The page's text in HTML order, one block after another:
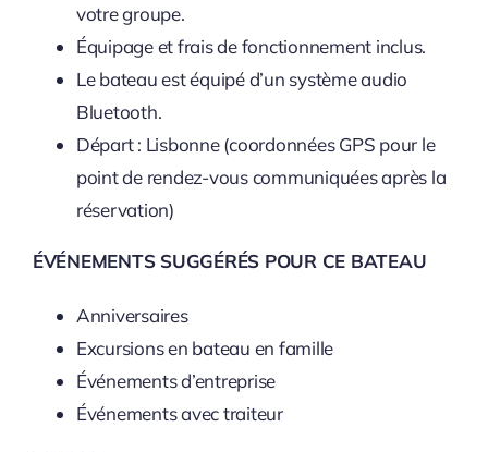
votre groupe.
Équipage et frais de fonctionnement inclus.
Le bateau est équipé d’un système audio
Bluetooth.
Départ : Lisbonne (coordonnées GPS pour le
point de rendez-vous communiquées après la
réservation)
ÉVÉNEMENTS SUGGÉRÉS POUR CE BATEAU
Anniversaires
Excursions en bateau en famille
Événements d’entreprise
Événements avec traiteur